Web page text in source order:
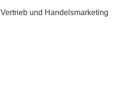
Vertrieb und Handelsmarketing